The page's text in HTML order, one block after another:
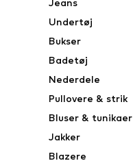
Jeans
Undertøj
Bukser
Badetøj
Nederdele
Pullovere & strik
Bluser & tunikaer
Jakker
Blazere